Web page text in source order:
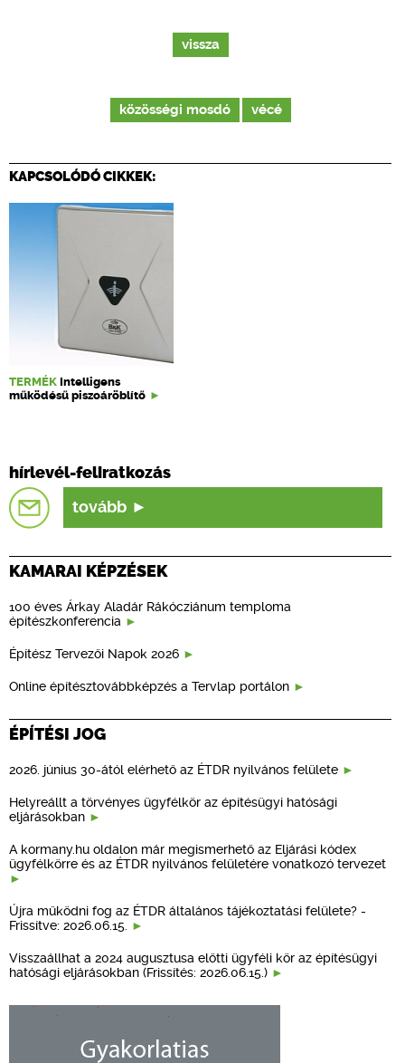
vissza
közösségi mosdó vécé
KAPCSOLÓDÓ CIKKEK:
TERMÉK Intelligens
működésű piszoáröblítő
hírlevél-feliratkozás
tovább
KAMARAI KÉPZÉSEK
100 éves Árkay Aladár Rákócziánum temploma
építészkonferencia
Építész Tervezői Napok 2026
Online építésztovábbképzés a Tervlap portálon
ÉPÍTÉSI JOG
2026. június 30-ától elérhető az ÉTDR nyilvános felülete
Helyreállt a törvényes ügyfélkör az építésügyi hatósági
eljárásokban
A kormany.hu oldalon már megismerhető az Eljárási kódex
ügyfélkörre és az ÉTDR nyilvános felületére vonatkozó tervezet
Újra működni fog az ÉTDR általános tájékoztatási felülete? -
Frissítve: 2026.06.15.
Visszaállhat a 2024 augusztusa előtti ügyféli kör az építésügyi
hatósági eljárásokban (Frissítés: 2026.06.15.)